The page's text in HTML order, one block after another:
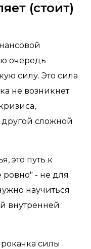
(стоит)
очередь
силу. Это сила
не возникнет
сложной
это путь к
- не для
научиться
внутренней
силы